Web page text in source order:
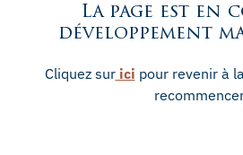
La page est en
développement
Cliquez surici pour revenir à